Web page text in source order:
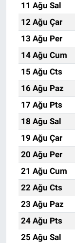
11 Ağu Sal
12 Ağu Çar
13 Ağu Per
14 Ağu Cum
15 Ağu Cts
16 Ağu Paz
17 Ağu Pts
18 Ağu Sal
19 Ağu Çar
20 Ağu Per
21 Ağu Cum
22 Ağu Cts
23 Ağu Paz
24 Ağu Pts
25 Ağu Sal